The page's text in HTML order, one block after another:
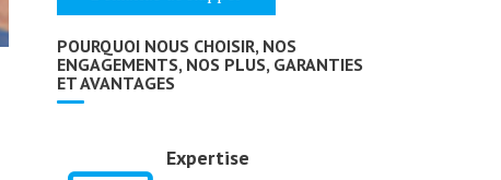
POURQUOI NOUS CHOISIR, NOS
ENGAGEMENTS, NOS PLUS, GARANTIES
ET AVANTAGES
Expertise